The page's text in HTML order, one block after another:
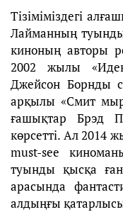
Тізіміміздегі
Лайманның
киноның авторы
2002 жылы
Джейсон Борнды
арқылы «Смит
ғашықтар Брэд
көрсетті. Ал 2014
must-see
туынды қысқа
арасында
алдыңғы